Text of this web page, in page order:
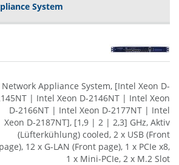
System
Network Appliance System, [Intel Xeon D-
| Intel Xeon D-2146NT | Intel Xeon
D-2166NT | Intel Xeon D-2177NT | Intel
Xeon D-2187NT], [1,9 | 2 | 2,3] GHz, Aktiv
(Lüfterkühlung) cooled, 2 x USB (Front
page), 12 x G-LAN (Front page), 1 x PCIe x8,
1 x Mini-PCIe, 2 x M.2 Slot